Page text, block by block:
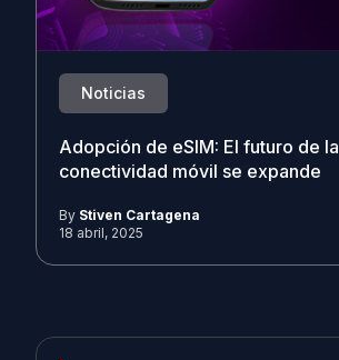
Noticias
Adopción de eSIM: El futuro de la
conectividad móvil se expande
By Stiven Cartagena
18 abril, 2025